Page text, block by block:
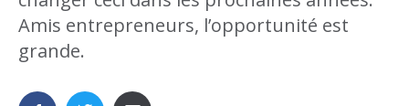
Amis entrepreneurs, l’opportunité est
grande.